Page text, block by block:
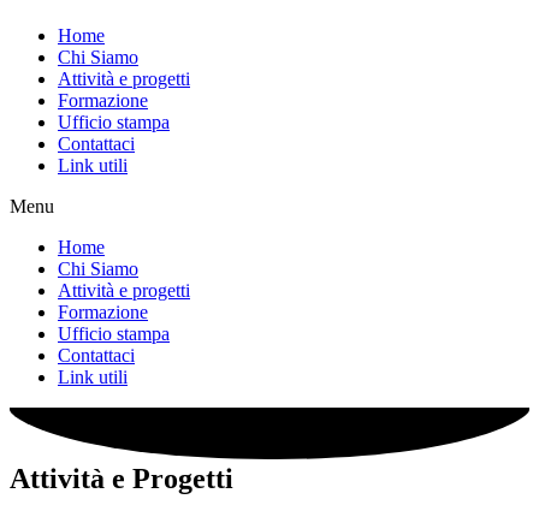
Home
Chi Siamo
Attività e progetti
Formazione
Ufficio stampa
Contattaci
Link utili
Menu
Home
Chi Siamo
Attività e progetti
Formazione
Ufficio stampa
Contattaci
Link utili
Attività e Progetti